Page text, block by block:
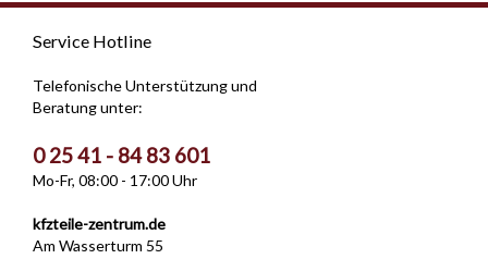
Service Hotline
Telefonische Unterstützung und
Beratung unter:
0 25 41 - 84 83 601
Mo-Fr, 08:00 - 17:00 Uhr
kfzteile-zentrum.de
Am Wasserturm 55